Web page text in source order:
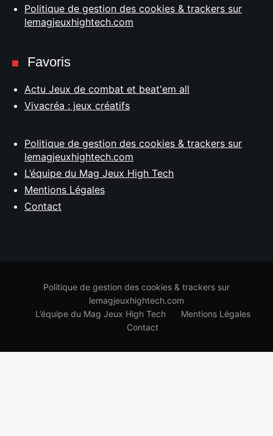
Politique de gestion des cookies & trackers sur
lemagjeuxhightech.com
Favoris
Actu Jeux de combat et beat'em all
Vivacréa : jeux créatifs
Politique de gestion des cookies & trackers sur
lemagjeuxhightech.com
L’équipe du Mag Jeux High Tech
Mentions Légales
Contact
Politique de gestion des cookies & trackers sur
lemagjeuxhightech.com
L’équipe du Mag Jeux High Tech
Mentions Légales
Contact